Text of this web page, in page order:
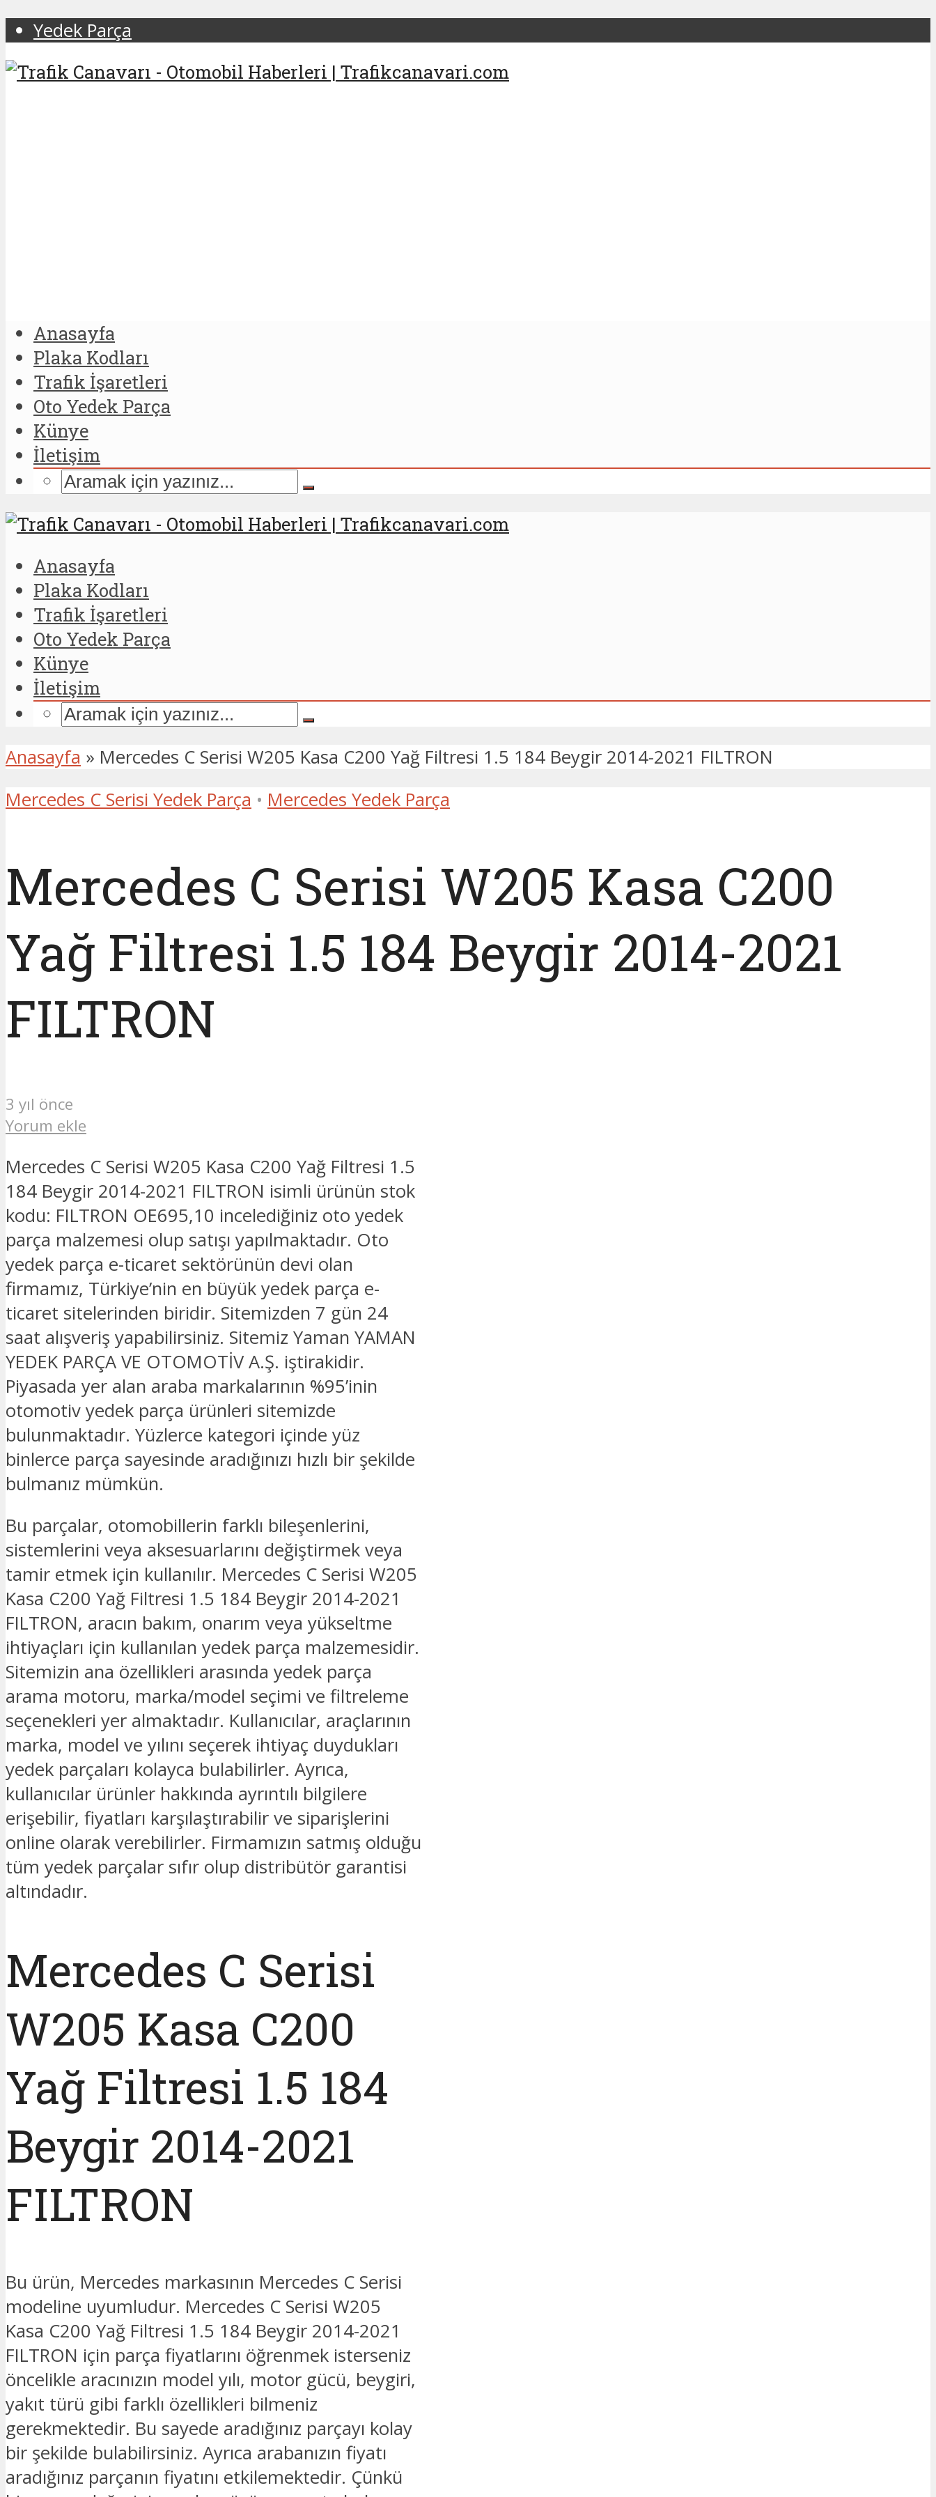
Yedek Parça
Anasayfa
Plaka Kodları
Trafik İşaretleri
Oto Yedek Parça
Künye
İletişim
Anasayfa
Plaka Kodları
Trafik İşaretleri
Oto Yedek Parça
Künye
İletişim
Anasayfa » Mercedes C Serisi W205 Kasa C200 Yağ Filtresi 1.5 184 Beygir 2014-2021 FILTRON
Mercedes C Serisi Yedek Parça • Mercedes Yedek Parça
Mercedes C Serisi W205 Kasa C200
Yağ Filtresi 1.5 184 Beygir 2014-2021
FILTRON
3 yıl önce
Yorum ekle
Mercedes C Serisi W205 Kasa C200 Yağ Filtresi 1.5
184 Beygir 2014-2021 FILTRON isimli ürünün stok
kodu: FILTRON OE695,10 incelediğiniz oto yedek
parça malzemesi olup satışı yapılmaktadır. Oto
yedek parça e-ticaret sektörünün devi olan
firmamız, Türkiye’nin en büyük yedek parça e-
ticaret sitelerinden biridir. Sitemizden 7 gün 24
saat alışveriş yapabilirsiniz. Sitemiz Yaman YAMAN
YEDEK PARÇA VE OTOMOTİV A.Ş. iştirakidir.
Piyasada yer alan araba markalarının %95’inin
otomotiv yedek parça ürünleri sitemizde
bulunmaktadır. Yüzlerce kategori içinde yüz
binlerce parça sayesinde aradığınızı hızlı bir şekilde
bulmanız mümkün.
Bu parçalar, otomobillerin farklı bileşenlerini,
sistemlerini veya aksesuarlarını değiştirmek veya
tamir etmek için kullanılır. Mercedes C Serisi W205
Kasa C200 Yağ Filtresi 1.5 184 Beygir 2014-2021
FILTRON, aracın bakım, onarım veya yükseltme
ihtiyaçları için kullanılan yedek parça malzemesidir.
Sitemizin ana özellikleri arasında yedek parça
arama motoru, marka/model seçimi ve filtreleme
seçenekleri yer almaktadır. Kullanıcılar, araçlarının
marka, model ve yılını seçerek ihtiyaç duydukları
yedek parçaları kolayca bulabilirler. Ayrıca,
kullanıcılar ürünler hakkında ayrıntılı bilgilere
erişebilir, fiyatları karşılaştırabilir ve siparişlerini
online olarak verebilirler. Firmamızın satmış olduğu
tüm yedek parçalar sıfır olup distribütör garantisi
altındadır.
Mercedes C Serisi
W205 Kasa C200
Yağ Filtresi 1.5 184
Beygir 2014-2021
FILTRON
Bu ürün, Mercedes markasının Mercedes C Serisi
modeline uyumludur. Mercedes C Serisi W205
Kasa C200 Yağ Filtresi 1.5 184 Beygir 2014-2021
FILTRON için parça fiyatlarını öğrenmek isterseniz
öncelikle aracınızın model yılı, motor gücü, beygiri,
yakıt türü gibi farklı özellikleri bilmeniz
gerekmektedir. Bu sayede aradığınız parçayı kolay
bir şekilde bulabilirsiniz. Ayrıca arabanızın fiyatı
aradığınız parçanın fiyatını etkilemektedir. Çünkü